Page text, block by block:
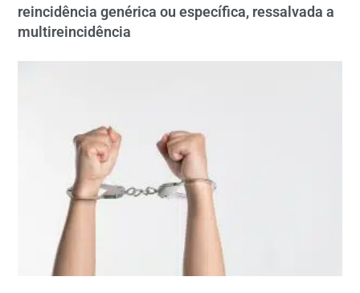
reincidência genérica ou específica, ressalvada a
multireincidência